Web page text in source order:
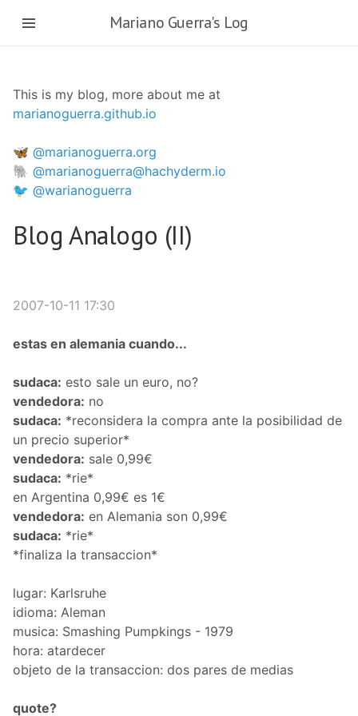
Mariano Guerra's Log
This is my blog, more about me at
marianoguerra.github.io
🦋 @marianoguerra.org
🐘 @marianoguerra@hachyderm.io
🐦 @warianoguerra
Blog Analogo (II)
2007-10-11 17:30
estas en alemania cuando...
sudaca: esto sale un euro, no?
vendedora: no
sudaca: *reconsidera la compra ante la posibilidad de
un precio superior*
vendedora: sale 0,99€
sudaca: *rie*
en Argentina 0,99€ es 1€
vendedora: en Alemania son 0,99€
sudaca: *rie*
*finaliza la transaccion*
lugar: Karlsruhe
idioma: Aleman
musica: Smashing Pumpkings - 1979
hora: atardecer
objeto de la transaccion: dos pares de medias
quote?